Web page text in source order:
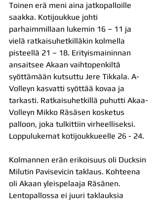
Toinen erä meni aina jatkopalloille
saakka. Kotijoukkue johti
parhaimmillaan lukemin 16 – 11 ja
vielä ratkaisuhetkilläkin kolmella
pisteellä 21 – 18. Erityismaininnan
ansaitsee Akaan vaihtopenkiltä
syöttämään kutsuttu Jere Tikkala. A-
Volleyn kasvatti syöttää kovaa ja
tarkasti. Ratkaisuhetkillä puhutti Akaa-
Volleyn Mikko Räsäsen kosketus
palloon, joka tulkittiin virheelliseksi.
Loppulukemat kotijoukkueelle 26 - 24.
Kolmannen erän erikoisuus oli Ducksin
Milutin Pavisevicin taklaus. Kohteena
oli Akaan yleispelaaja Räsänen.
Lentopallossa ei juuri taklauksia